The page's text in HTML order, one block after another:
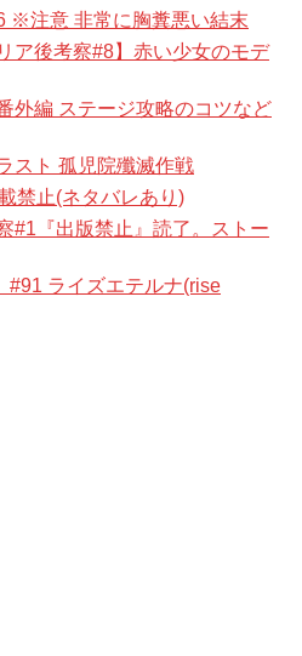
※注意 非常に胸糞悪い結末
ア後考察#8】赤い少女のモデ
外編 ステージ攻略のコツなど
スト 孤児院殲滅作戦
禁止(ネタバレあり)
#1『出版禁止』読了。ストー
#91 ライズエテルナ(rise